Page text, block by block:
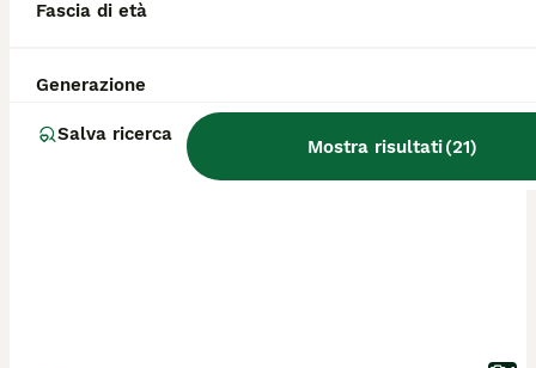
Fascia di età
Generazione
Salva ricerca
Mostra risultati(21)
PRO